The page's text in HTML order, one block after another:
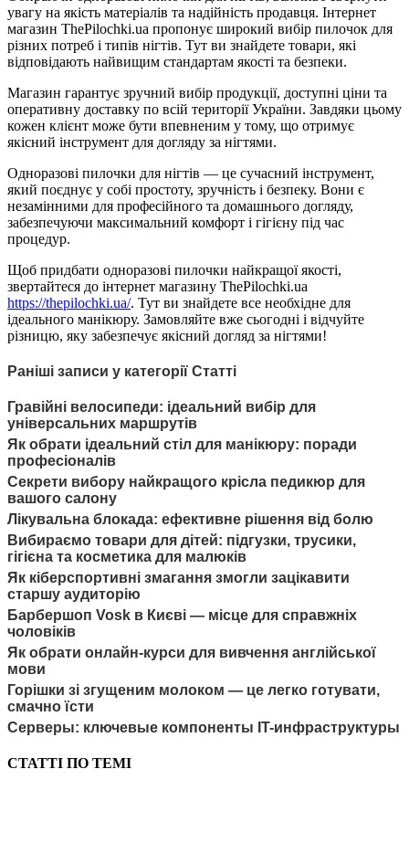
увагу на якість матеріалів та надійність продавця. Інтернет
магазин ThePilochki.ua пропонує широкий вибір пилочок для
різних потреб і типів нігтів. Тут ви знайдете товари, які
відповідають найвищим стандартам якості та безпеки.
Магазин гарантує зручний вибір продукції, доступні ціни та
оперативну доставку по всій території України. Завдяки цьому
кожен клієнт може бути впевненим у тому, що отримує
якісний інструмент для догляду за нігтями.
Одноразові пилочки для нігтів — це сучасний інструмент,
який поєднує у собі простоту, зручність і безпеку. Вони є
незамінними для професійного та домашнього догляду,
забезпечуючи максимальний комфорт і гігієну під час
процедур.
Щоб придбати одноразові пилочки найкращої якості,
звертайтеся до інтернет магазину ThePilochki.ua
https://thepilochki.ua/. Тут ви знайдете все необхідне для
ідеального манікюру. Замовляйте вже сьогодні і відчуйте
різницю, яку забезпечує якісний догляд за нігтями!
Раніші записи у категорії Статті
Гравійні велосипеди: ідеальний вибір для
універсальних маршрутів
Як обрати ідеальний стіл для манікюру: поради
професіоналів
Секрети вибору найкращого крісла педикюр для
вашого салону
Лікувальна блокада: ефективне рішення від болю
Вибираємо товари для дітей: підгузки, трусики,
гігієна та косметика для малюків
Як кіберспортивні змагання змогли зацікавити
старшу аудиторію
Барбершоп Vosk в Києві — місце для справжніх
чоловіків
Як обрати онлайн-курси для вивчення англійської
мови
Горішки зі згущеним молоком — це легко готувати,
смачно їсти
Серверы: ключевые компоненты IT-инфраструктуры
СТАТТІ ПО ТЕМІ